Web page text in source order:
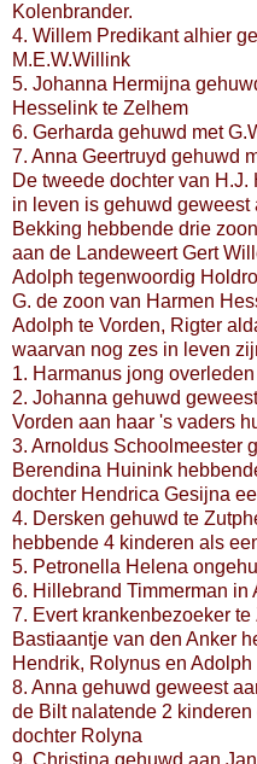
Kolenbrander.
4. Willem Predikant alhier
M.E.W.Willink
5. Johanna Hermijna
Hesselink te Zelhem
6. Gerharda gehuwd met
7. Anna Geertruyd gehuwd
De tweede dochter van
in leven is gehuwd
Bekking hebbende drie
aan de Landeweert Gert
Adolph tegenwoordig
G. de zoon van Harmen
Adolph te Vorden, Rigter
waarvan nog zes in leven
1. Harmanus jong overleden
2. Johanna gehuwd
Vorden aan haar 's vaders
3. Arnoldus Schoolmeester
Berendina Huinink
dochter Hendrica Gesijna
4. Dersken gehuwd te
hebbende 4 kinderen als
5. Petronella Helena
6. Hillebrand Timmerman
7. Evert krankenbezoeker
Bastiaantje van den Anker
Hendrik, Rolynus en Adolph
8. Anna gehuwd geweest
de Bilt nalatende 2
dochter Rolyna